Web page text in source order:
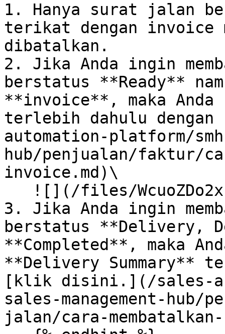
1. Hanya surat jalan
terikat dengan invoice
dibatalkan.
2. Jika Anda ingin
berstatus **Ready**
**invoice**, maka Anda
terlebih dahulu
automation-platform/
hub/penjualan/faktur/
invoice.md)\
3. Jika Anda ingin
berstatus **Delivery,
**Completed**, maka
**Delivery Summary**
[klik disini.](/sales-
sales-management-hub/
jalan/cara-